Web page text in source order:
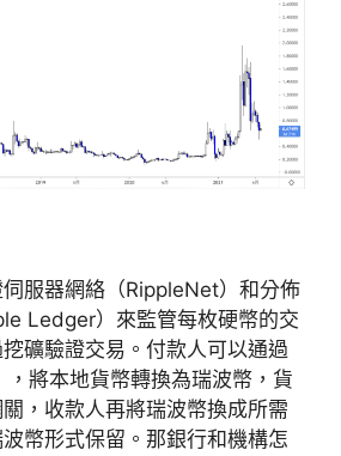
服器網絡（RippleNet）和分佈
Ledger）來監管每枚硬幣的交
礦驗證交易。付款人可以通過
將本地貨幣轉換為瑞波幣，貨
，收款人再將瑞波幣換成所需
幣形式保留。那銀行和機構怎